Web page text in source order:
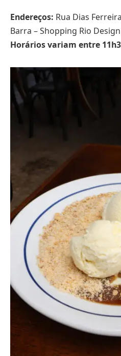
Endereços: Rua Dias
Barra – Shopping Rio
Horários variam entre